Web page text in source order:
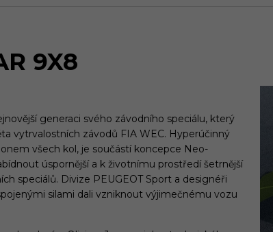
9X8
generaci svého závodního speciálu, který
vytrvalostních závodů FIA WEC. Hyperúčinný
všech kol, je součástí koncepce Neo-
úspornější a k životnímu prostředí šetrnější
speciálů. Divize PEUGEOT Sport a designéři
silami dali vzniknout výjimečnému vozu